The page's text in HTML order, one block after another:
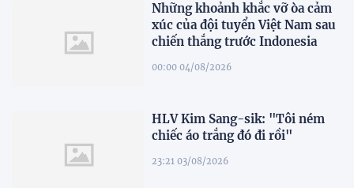
Những khoảnh khắc vỡ òa cảm
xúc của đội tuyển Việt Nam sau
chiến thắng trước Indonesia
00:00 04/08/2026
HLV Kim Sang-sik: "Tôi ném
chiếc áo trắng đó đi rồi"
23:21 03/08/2026